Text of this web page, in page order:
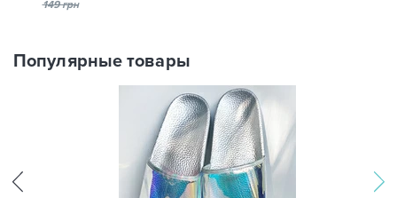
149 грн
Популярные товары